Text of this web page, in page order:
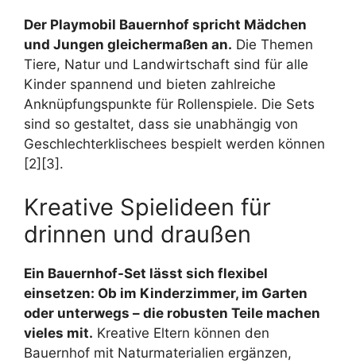
Der Playmobil Bauernhof spricht Mädchen
und Jungen gleichermaßen an. Die Themen
Tiere, Natur und Landwirtschaft sind für alle
Kinder spannend und bieten zahlreiche
Anknüpfungspunkte für Rollenspiele. Die Sets
sind so gestaltet, dass sie unabhängig von
Geschlechterklischees bespielt werden können
[2][3].
Kreative Spielideen für
drinnen und draußen
Ein Bauernhof-Set lässt sich flexibel
einsetzen: Ob im Kinderzimmer, im Garten
oder unterwegs – die robusten Teile machen
vieles mit. Kreative Eltern können den
Bauernhof mit Naturmaterialien ergänzen,